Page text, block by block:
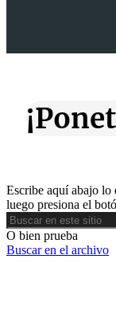
Escribe aquí abajo lo
luego presiona el
Buscar
O bien prueba
Buscar en el archivo